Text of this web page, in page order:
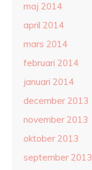
maj 2014
april 2014
mars 2014
februari 2014
januari 2014
december 2013
november 2013
oktober 2013
september 2013